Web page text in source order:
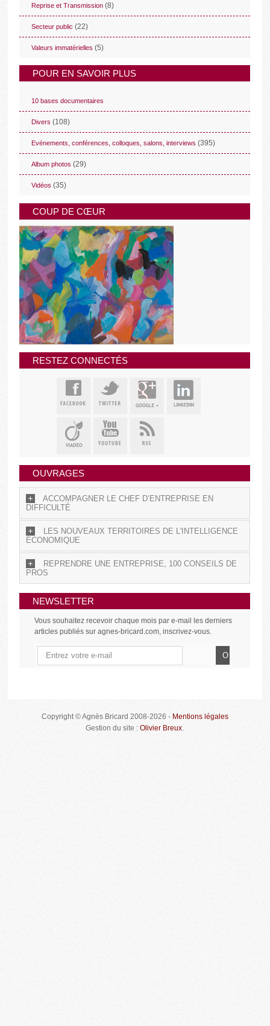
Reprise et Transmission (8)
Secteur public (22)
Valeurs immatérielles (5)
POUR EN SAVOIR PLUS
10 bases documentaires
Divers (108)
Evénements, conférences, colloques, salons, interviews (395)
Album photos (29)
Vidéos (35)
COUP DE CŒUR
RESTEZ CONNECTÉS
OUVRAGES
ACCOMPAGNER LE CHEF D’ENTREPRISE EN
DIFFICULTÉ
LES NOUVEAUX TERRITOIRES DE L'INTELLIGENCE
ÉCONOMIQUE
REPRENDRE UNE ENTREPRISE, 100 CONSEILS DE
PROS
NEWSLETTER
Vous souhaitez recevoir chaque mois par e-mail les derniers
articles publiés sur agnes-bricard.com, inscrivez-vous.
Copyright © Agnès Bricard 2008-2026 - Mentions légales
Gestion du site :Olivier Breux.